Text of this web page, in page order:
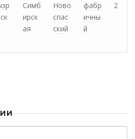
Симб
ирск
ая
Ново
спас
ский
фабр
ичны
й
2